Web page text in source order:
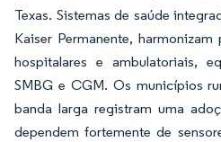
Texas. Sistemas de saúde
Kaiser Permanente,
hospitalares e ambulatoriais,
SMBG e CGM. Os municípios
banda larga registram uma
dependem fortemente de